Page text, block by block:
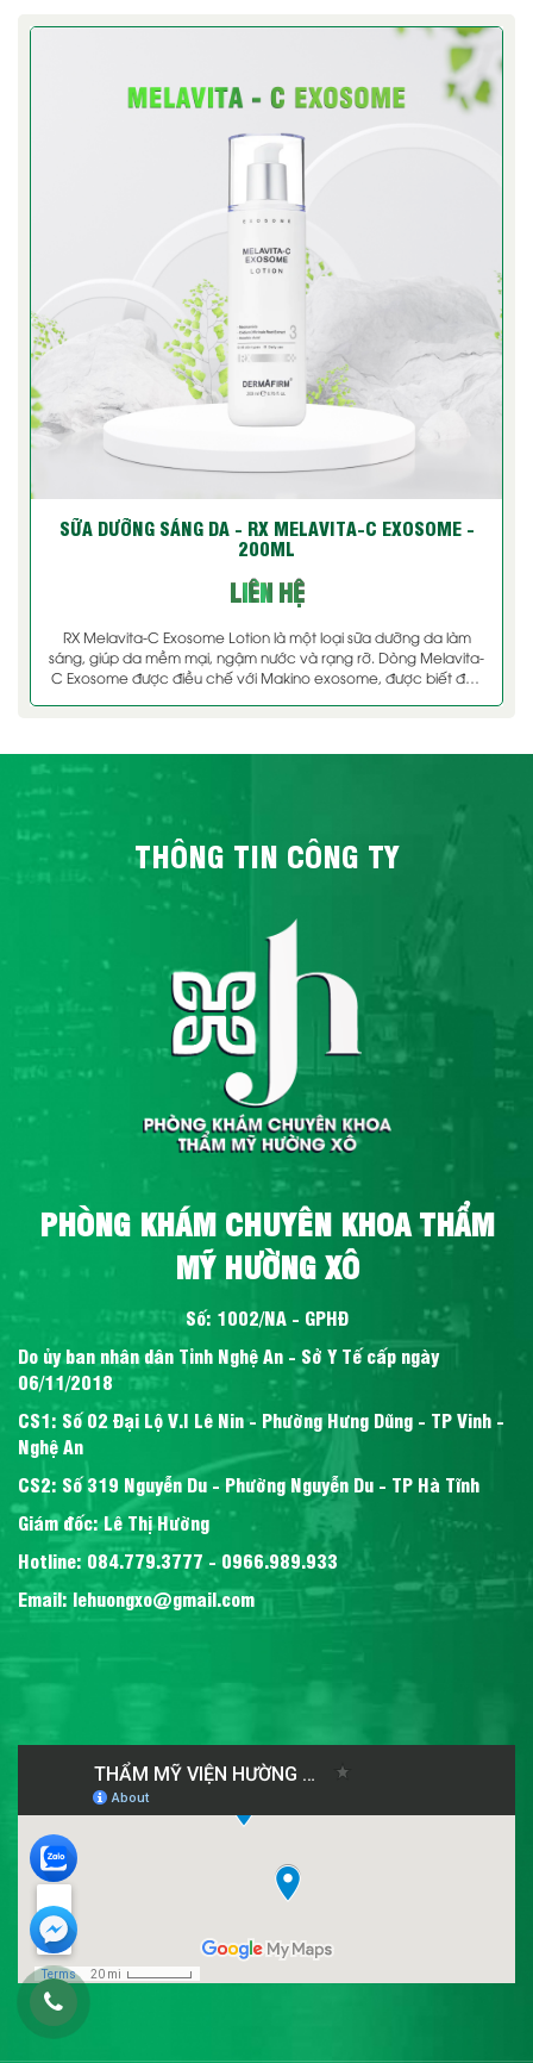
SỮA DƯỠNG SÁNG DA - RX MELAVITA-C EXOSOME -
200ML
LIÊN HỆ
RX Melavita-C Exosome Lotion là một loại sữa dưỡng da làm
sáng, giúp da mềm mại, ngậm nước và rạng rỡ. Dòng Melavita-
C Exosome được điều chế với Makino exosome, được biết đến
THÔNG TIN CÔNG TY
PHÒNG KHÁM CHUYÊN KHOA THẨM
MỸ HƯỜNG XÔ
Số: 1002/NA - GPHĐ
Do ủy ban nhân dân Tỉnh Nghệ An - Sở Y Tế cấp ngày
06/11/2018
CS1: Số 02 Đại Lộ V.I Lê Nin - Phường Hưng Dũng - TP Vinh -
Nghệ An
CS2: Số 319 Nguyễn Du - Phường Nguyễn Du - TP Hà Tĩnh
Giám đốc: Lê Thị Hường
Hotline: 084.779.3777 - 0966.989.933
Email: lehuongxo@gmail.com